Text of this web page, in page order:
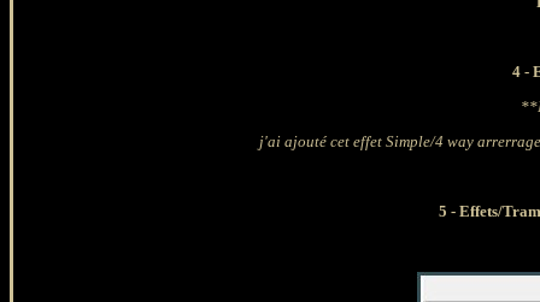
4 -
j'ai ajouté cet effet Simple/4 way
5 - Effets/